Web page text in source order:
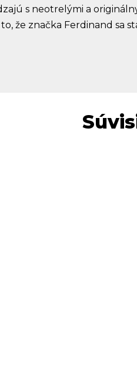
s neotrelými a
že značka Ferdinand sa